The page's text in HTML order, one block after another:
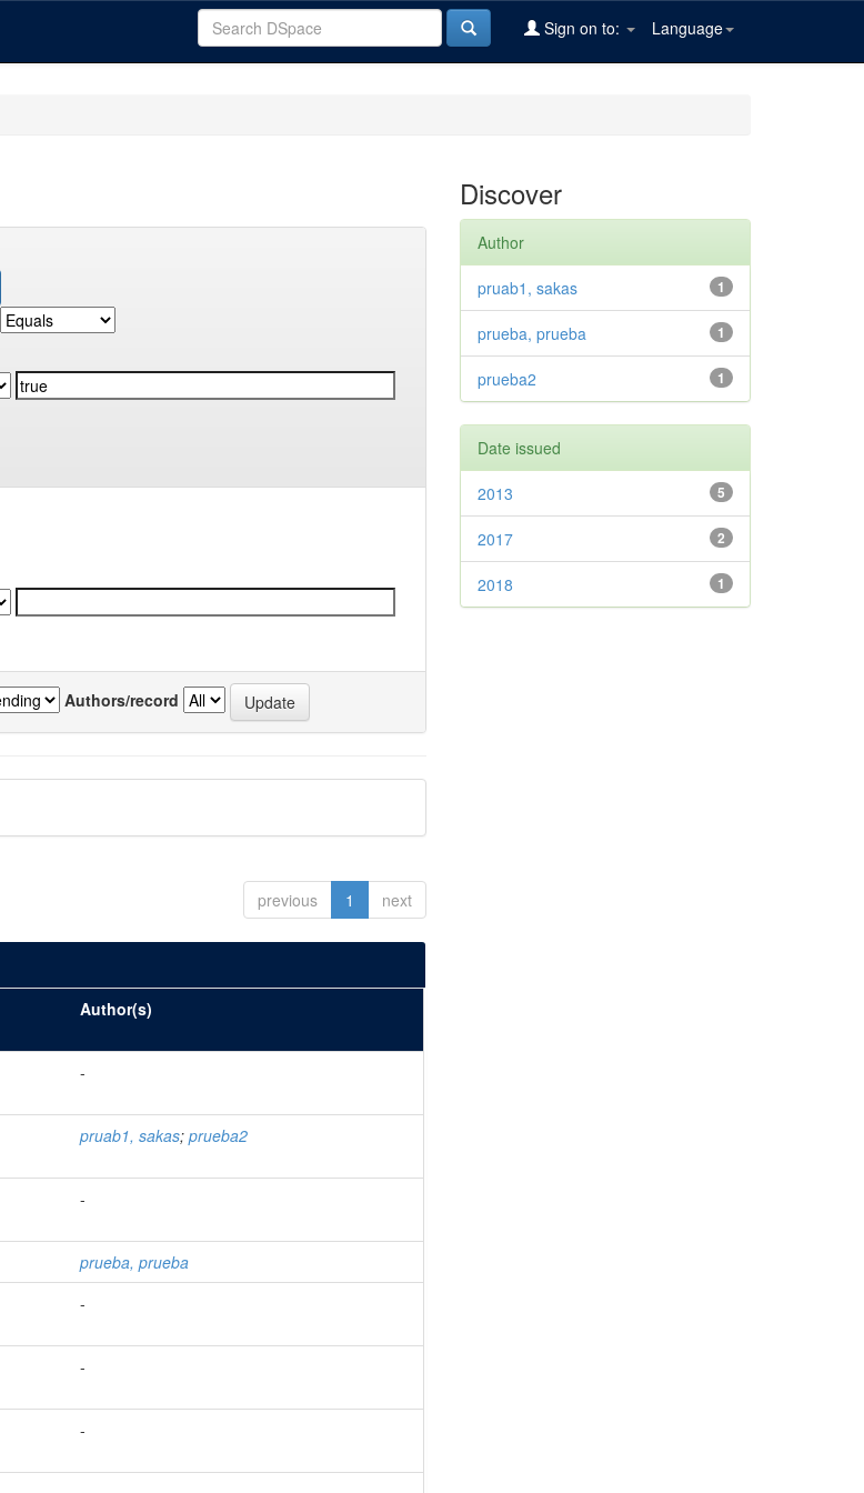
Language
Sign on to:
Authors/record
previous 1 next
Author(s)
-
pruab1, sakas;prueba2
-
prueba, prueba
-
-
-
Discover
Author
1
pruab1, sakas
1
prueba, prueba
1
prueba2
Date issued
5
2013
2
2017
1
2018